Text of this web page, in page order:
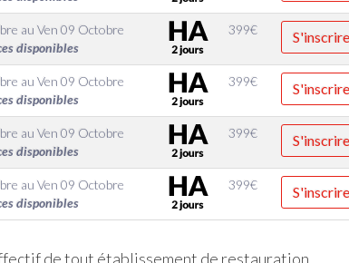
au Ven 09 Octobre
disponibles
399€ S'inscrire
au Ven 09 Octobre
disponibles
399€ S'inscrire
au Ven 09 Octobre
disponibles
399€ S'inscrire
au Ven 09 Octobre
disponibles
399€ S'inscrire
de tout établissement de restauration